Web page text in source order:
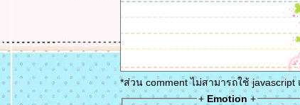
*ส่วน comment ไม่สามารถใช้ javascript
+ Emotion +